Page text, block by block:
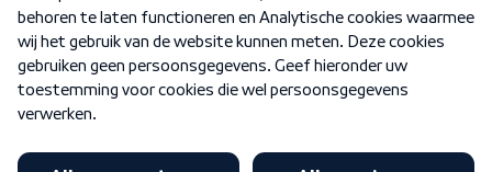
Nieuwsbrief
Word Lid